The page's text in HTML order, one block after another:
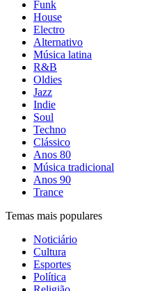
Funk
House
Electro
Alternativo
Música latina
R&B
Oldies
Jazz
Indie
Soul
Techno
Clássico
Anos 80
Música tradicional
Anos 90
Trance
Temas mais populares
Noticiário
Cultura
Esportes
Política